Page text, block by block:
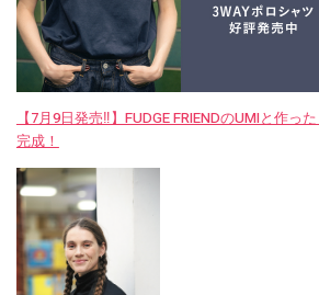
【7月9日発売‼︎】FUDGE FRIENDのUMIと作っ
完成！